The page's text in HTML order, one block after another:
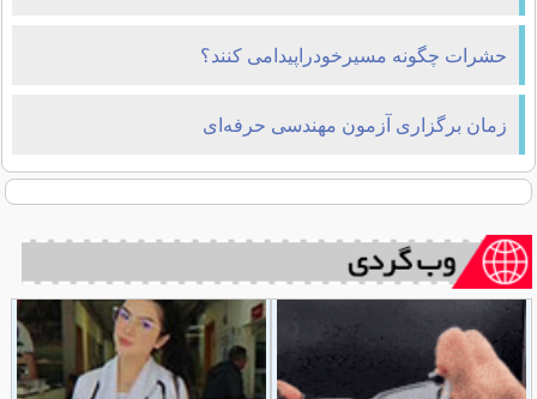
حشرات چگونه مسیرخودراپیدامی کنند؟
زمان برگزاری آزمون مهندسی حرفه‌ای